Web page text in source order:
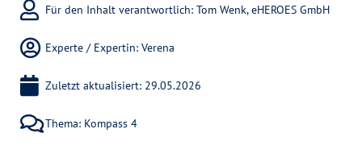
Für den Inhalt verantwortlich: Tom Wenk, eHEROES GmbH
Experte / Expertin: Verena
Zuletzt aktualisiert: 29.05.2026
Thema: Kompass 4